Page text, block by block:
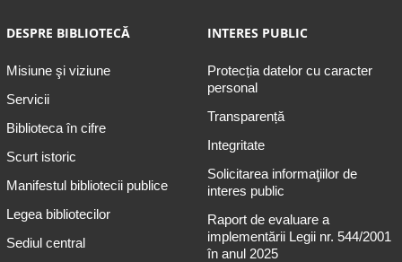
DESPRE BIBLIOTECĂ
Misiune şi viziune
Servicii
Biblioteca în cifre
Scurt istoric
Manifestul bibliotecii publice
Legea bibliotecilor
Sediul central
INTERES PUBLIC
Protecția datelor cu caracter
personal
Transparență
Integritate
Solicitarea informaţiilor de
interes public
Raport de evaluare a
implementării Legii nr. 544/2001
în anul 2025